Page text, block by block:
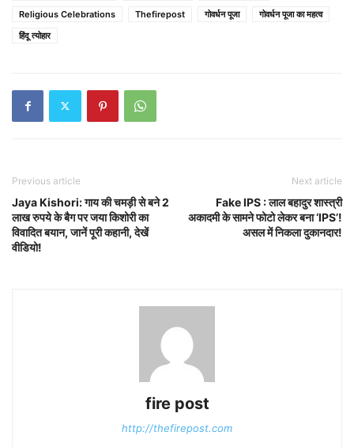
Religious Celebrations
Thefirepost गोवर्धन पूजा
गोवर्धन पूजा का महत्व
हिंदू त्योहार
Previous article
Jaya Kishori: गाय की चमड़ी से बने 2
लाख रुपये के बैग पर जया किशोरी का
विवादित बयान, जानें पूरी कहानी, देखें
वीडियो!
Next article
Fake IPS : लाल बहादुर शास्त्री
अकादमी के सामने फोटो लेकर बना ‘IPS’!
असल में निकला दुकानदार!
fire post
http://thefirepost.com